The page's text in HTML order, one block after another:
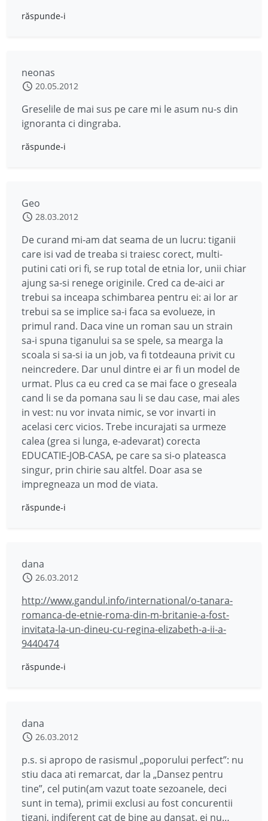
răspunde-i
neonas
20.05.2012
Greselile de mai sus pe care mi le asum nu-s din
ignoranta ci dingraba.
răspunde-i
Geo
28.03.2012
De curand mi-am dat seama de un lucru: tiganii
care isi vad de treaba si traiesc corect, multi-
putini cati ori fi, se rup total de etnia lor, unii chiar
ajung sa-si renege originile. Cred ca de-aici ar
trebui sa inceapa schimbarea pentru ei: ai lor ar
trebui sa se implice sa-i faca sa evolueze, in
primul rand. Daca vine un roman sau un strain
sa-i spuna tiganului sa se spele, sa mearga la
scoala si sa-si ia un job, va fi totdeauna privit cu
neincredere. Dar unul dintre ei ar fi un model de
urmat. Plus ca eu cred ca se mai face o greseala
cand li se da pomana sau li se dau case, mai ales
in vest: nu vor invata nimic, se vor invarti in
acelasi cerc vicios. Trebe incurajati sa urmeze
calea (grea si lunga, e-adevarat) corecta
EDUCATIE-JOB-CASA, pe care sa si-o plateasca
singur, prin chirie sau altfel. Doar asa se
impregneaza un mod de viata.
răspunde-i
dana
26.03.2012
http://www.gandul.info/international/o-tanara-
romanca-de-etnie-roma-din-m-britanie-a-fost-
invitata-la-un-dineu-cu-regina-elizabeth-a-ii-a-
9440474
răspunde-i
dana
26.03.2012
p.s. si apropo de rasismul „poporului perfect”: nu
stiu daca ati remarcat, dar la „Dansez pentru
tine”, cel putin(am vazut toate sezoanele, deci
sunt in tema), primii exclusi au fost concurentii
tigani, indiferent cat de bine au dansat. ei nu…